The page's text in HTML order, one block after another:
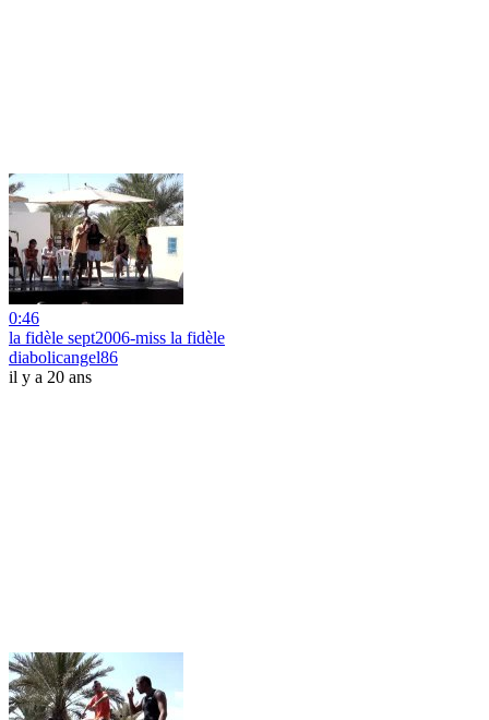
0:46
la fidèle sept2006-miss la fidèle
diabolicangel86
il y a 20 ans